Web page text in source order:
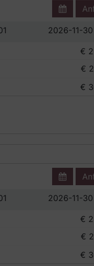
2026-11-
€
€
€
2026-11-
€
€
€